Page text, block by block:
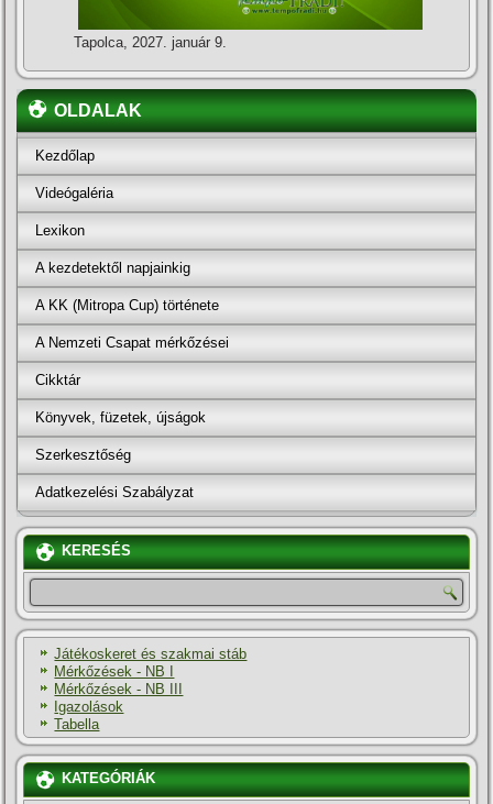
Tapolca, 2027. január 9.
OLDALAK
Kezdőlap
Videógaléria
Lexikon
A kezdetektől napjainkig
A KK (Mitropa Cup) története
A Nemzeti Csapat mérkőzései
Cikktár
Könyvek, füzetek, újságok
Szerkesztőség
Adatkezelési Szabályzat
KERESÉS
Játékoskeret és szakmai stáb
Mérkőzések - NB I
Mérkőzések - NB III
Igazolások
Tabella
KATEGÓRIÁK